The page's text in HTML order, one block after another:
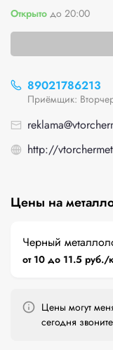
Открыто до 20:00
89021786213
Приёмщик:
http://
Цены на
Черный
от 10 до 11.5 руб./
Цены могут
сегодня